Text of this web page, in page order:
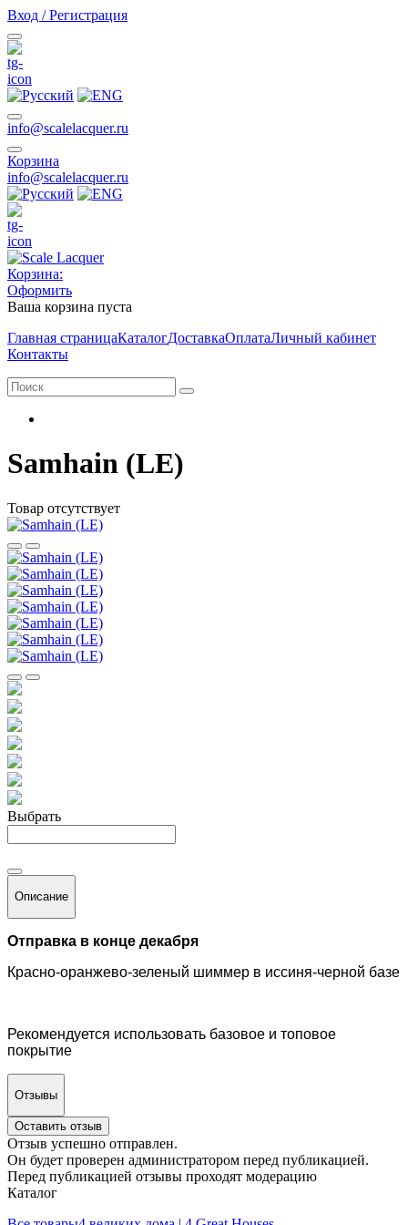
Вход / Регистрация
info@scalelacquer.ru
Корзина
info@scalelacquer.ru
Корзина:
Оформить
Ваша корзина пуста
Главная страницаКаталогДоставкаОплатаЛичный кабинет
Контакты
Samhain (LE)
Товар отсутствует
Выбрать
Описание
Отправка в конце декабря
Красно-оранжево-зеленый шиммер в иссиня-черной базе
Рекомендуется использовать базовое и топовое
покрытие
Отзывы
Оставить отзыв
Отзыв успешно отправлен.
Он будет проверен администратором перед публикацией.
Перед публикацией отзывы проходят модерацию
Каталог